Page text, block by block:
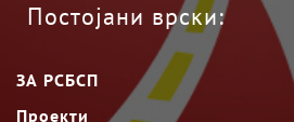
Постојани врски:
ЗА РСБСП
Проекти